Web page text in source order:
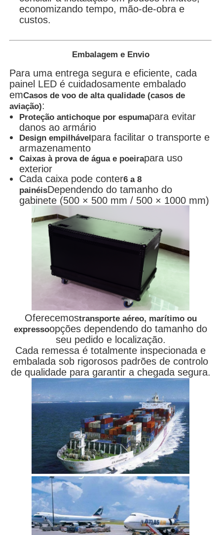
economizando tempo, mão-de-obra e
custos.
Embalagem e Envio
Para uma entrega segura e eficiente, cada
painel LED é cuidadosamente embalado
emCasos de voo de alta qualidade (casos de
aviação):
Proteção antichoque por espumapara evitar
danos ao armário
Design empilhávelpara facilitar o transporte e
armazenamento
Caixas à prova de água e poeirapara uso
exterior
Cada caixa pode conter6 a 8
painéisDependendo do tamanho do
gabinete (500 × 500 mm / 500 × 1000 mm)
Oferecemostransporte aéreo, marítimo ou
expressoopções dependendo do tamanho do
seu pedido e localização.
Cada remessa é totalmente inspecionada e
embalada sob rigorosos padrões de controlo
de qualidade para garantir a chegada segura.